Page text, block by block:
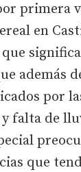
primera
en
además
por
falta de
que